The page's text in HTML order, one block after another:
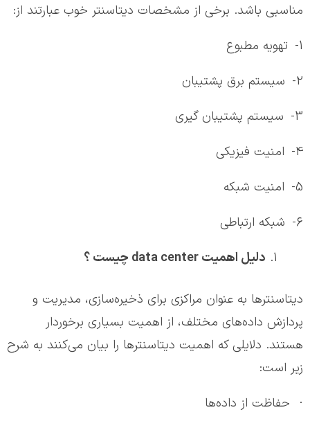
مناسبی باشد. برخی از مشخصات دیتاسنتر خوب عبارتند از:
1- تهویه مطبوع
2- سیستم برق پشتیبان
3- سیستم پشتیبان گیری
4- امنیت فیزیکی
5- امنیت شبکه
6- شبکه ارتباطی
دلیل اهمیتdata center چیست ؟
دیتاسنترها به عنوان مراکزی برای ذخیره‌سازی، مدیریت و
پردازش داده‌های مختلف، از اهمیت بسیاری برخوردار
هستند. دلایلی که اهمیت دیتاسنترها را بیان می‌کنند به شرح
زیر است:
· حفاظت از داده‌ها